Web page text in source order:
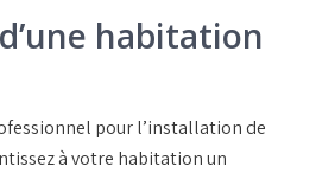
habitation
pour l’installation de
à votre habitation un